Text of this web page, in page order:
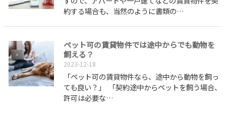
約する場合も、当然のように書類の…
ペット可の賃貸物件では途中からでも動物を
飼える？
2023-12-18
「ペット可の賃貸物件なら、途中から動物を飼っ
ても良い？」 「契約途中からペットを飼う場合、
許可は必要な…